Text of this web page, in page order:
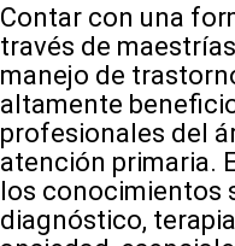
Contar con una
través de
manejo de
altamente
profesionales del
atención primaria.
los conocimientos
diagnóstico,